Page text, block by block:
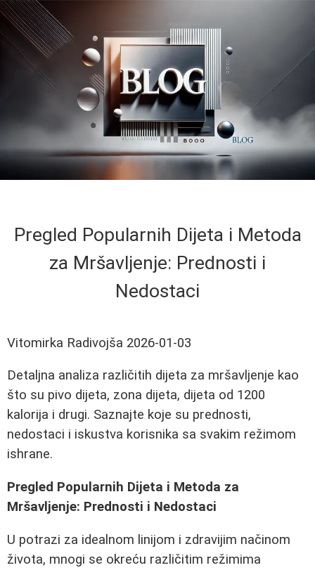
Pregled Popularnih Dijeta i Metoda
za Mršavljenje: Prednosti i
Nedostaci
Vitomirka Radivojša 2026-01-03
Detaljna analiza različitih dijeta za mršavljenje kao
što su pivo dijeta, zona dijeta, dijeta od 1200
kalorija i drugi. Saznajte koje su prednosti,
nedostaci i iskustva korisnika sa svakim režimom
ishrane.
Pregled Popularnih Dijeta i Metoda za
Mršavljenje: Prednosti i Nedostaci
U potrazi za idealnom linijom i zdravijim načinom
života, mnogi se okreću različitim režimima